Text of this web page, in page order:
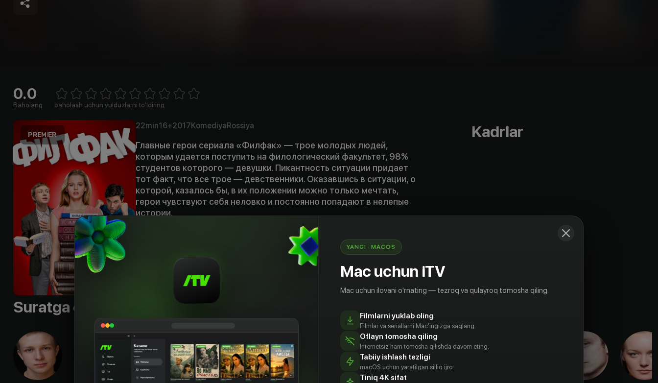
0.0
Baholang 1 Star2 Stars3 Stars4 Stars5 Stars6 Stars7 Stars8 Stars
baholash uchun yulduzlarni to'ldiring
22min16+2017KomediyaRossiya
Главные герои сериала «Филфак» — трое молодых людей,
которым удается поступить на филологический факультет, 98%
студентов которого — девушки. Пикантность ситуации придает
тот факт, что все трое — девственники. Оказавшись в ситуации, о
которой, казалось бы, в их положении можно только мечтать,
герои чувствуют себя неловко и постоянно попадают в нелепые
истории.
Kadrlar
Suratga olish guruhi
YANGI · MACOS
Mac uchun iTV
Mac uchun ilovani o'rnating — tezroq va qulayroq tomosha qiling.
Filmlarni yuklab oling
Filmlar va seriallarni Mac'ingizga saqlang.
Oflayn tomosha qiling
Internetsiz ham tomosha qilishda davom eting.
Tabiiy ishlash tezligi
macOS uchun yaratilgan silliq ijro.
Tiniq 4K sifat